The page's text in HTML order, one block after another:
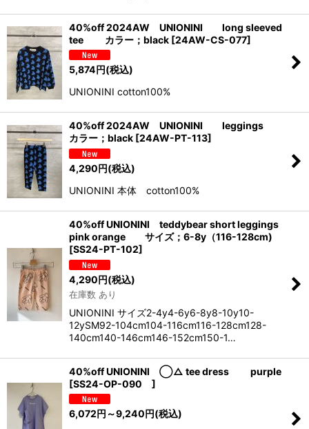
40%off 2024AW UNIONINI long sleeved
tee カラー；black [24AW-CS-077]
5,874円(税込)
UNIONINI cotton100%
40%off 2024AW UNIONINI leggings
カラー；black [24AW-PT-113]
4,290円(税込)
UNIONINI 本体 cotton100%
40%off UNIONINI teddybear short leggings
pink orange サイズ；6-8y（116-128cm)
[SS24-PT-102]
4,290円(税込)
在庫数 あり
UNIONINI サイズ2-4y4-6y6-8y8-10y10-
12ySM92-104cm104-116cm116-128cm128-
140cm140-146cm146-152cm150-1…
40%off UNIONINI ◯△ tee dress purple
[SS24-OP-090 ]
6,072円 ～9,240円(税込)